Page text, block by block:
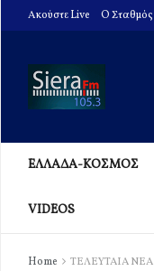
Ακούστε Live O Σταθμός
ΕΛΛΑΔΑ-ΚΟΣΜΟΣ
VIDEOS
Home ΤΕΛΕΥΤΑΙΑ ΝΕΑ